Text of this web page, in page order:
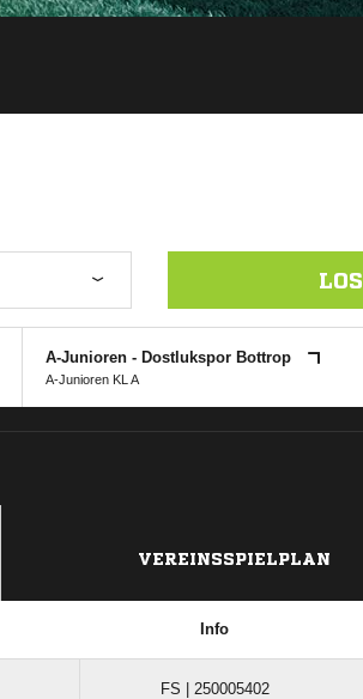
LOS
A-Junioren - Dostlukspor Bottrop
A-Junioren KL A
VEREINSSPIELPLAN
Info
FS | 250005402